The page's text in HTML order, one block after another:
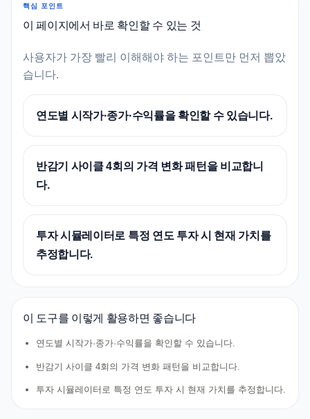
핵심 포인트
이 페이지에서 바로 확인할 수 있는 것
사용자가 가장 빨리 이해해야 하는 포인트만 먼저 뽑았
습니다.
연도별 시작가·종가·수익률을 확인할 수 있습니다.
반감기 사이클 4회의 가격 변화 패턴을 비교합니
다.
투자 시뮬레이터로 특정 연도 투자 시 현재 가치를
추정합니다.
이 도구를 이렇게 활용하면 좋습니다
연도별 시작가·종가·수익률을 확인할 수 있습니다.
반감기 사이클 4회의 가격 변화 패턴을 비교합니다.
투자 시뮬레이터로 특정 연도 투자 시 현재 가치를 추정합니다.